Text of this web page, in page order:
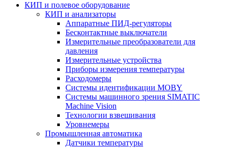
КИП и полевое оборудование
КИП и анализаторы
Аппаратные ПИД-регуляторы
Бесконтактные выключатели
Измерительные преобразователи для
давления
Измерительные устройства
Приборы измерения температуры
Расходомеры
Системы идентификации MOBY
Системы машинного зрения SIMATIC
Machine Vision
Технологии взвешивания
Уровнемеры
Промышленная автоматика
Датчики температуры